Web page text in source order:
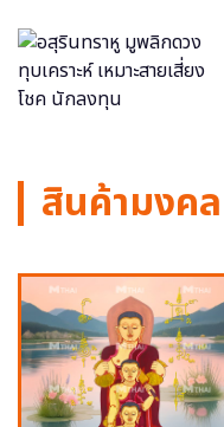
สินค้ามงคล